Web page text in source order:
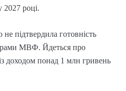
2027 році.
підтвердила готовність
МВФ. Йдеться про
доходом понад 1 млн гривень